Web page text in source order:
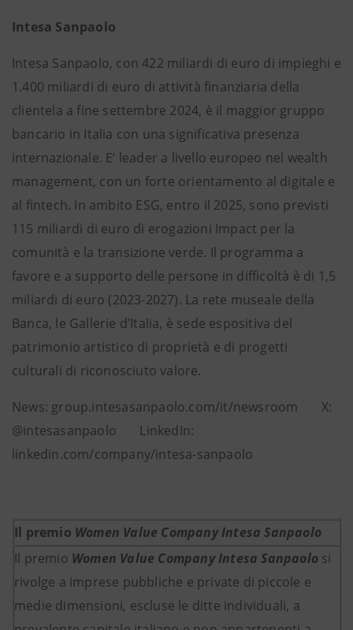
Intesa Sanpaolo
Intesa Sanpaolo, con 422 miliardi di euro di impieghi e
1.400 miliardi di euro di attività finanziaria della
clientela a fine settembre 2024, è il maggior gruppo
bancario in Italia con una significativa presenza
internazionale. E’ leader a livello europeo nel wealth
management, con un forte orientamento al digitale e
al fintech. In ambito ESG, entro il 2025, sono previsti
115 miliardi di euro di erogazioni Impact per la
comunità e la transizione verde. Il programma a
favore e a supporto delle persone in difficoltà è di 1,5
miliardi di euro (2023-2027). La rete museale della
Banca, le Gallerie d’Italia, è sede espositiva del
patrimonio artistico di proprietà e di progetti
culturali di riconosciuto valore.
News: group.intesasanpaolo.com/it/newsroom X:
@intesasanpaolo LinkedIn:
linkedin.com/company/intesa-sanpaolo
Il premio Women Value Company Intesa Sanpaolo
Il premio Women Value Company Intesa Sanpaolo si
rivolge a imprese pubbliche e private di piccole e
medie dimensioni, escluse le ditte individuali, a